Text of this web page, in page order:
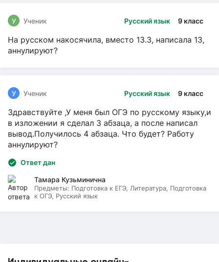
Русский язык 9 класс
У Ученик
На русском накосячила, вместо 13.3, написала 13,
аннулируют?
Русский язык 9 класс
У Ученик
Здравствуйте ,У меня был ОГЭ по русскому языку,и
в изложении я сделал 3 абзаца, а после написал
вывод.Получилось 4 абзаца. Что будет? Работу
аннулируют?
Ответ дан
Тамара Кузьминична
Предметы: Подготовка к ЕГЭ, Литература, Подготовка
к ОГЭ, Русский язык